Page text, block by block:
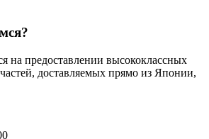
на предоставлении высококлассных
доставляемых прямо из Японии,